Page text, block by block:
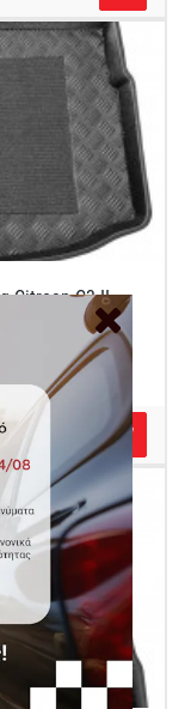
Citroen C3 II